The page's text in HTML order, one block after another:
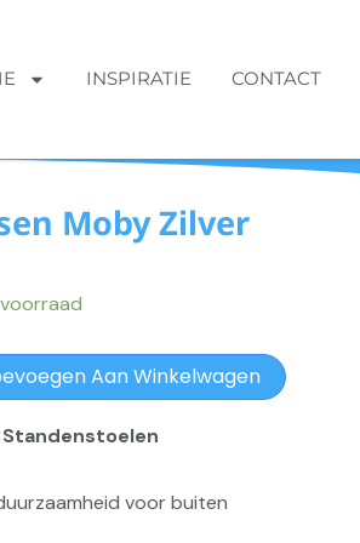
INSPIRATIE CONTACT
Moby Zilver
Aan Winkelwagen
voor buiten